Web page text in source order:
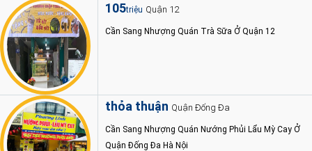
105triệu Quận 12
Cần Sang Nhượng Quán Trà Sữa Ở Quận 12
thỏa thuận Quận Đống Đa
Cần Sang Nhượng Quán Nướng Phủi Lẩu Mỳ Cay Ở
Quận Đống Đa Hà Nội